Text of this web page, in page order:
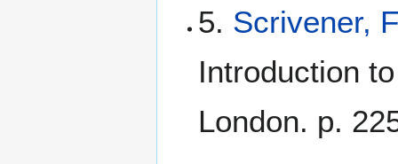
5. Scrivener,
Introduction
London. p.